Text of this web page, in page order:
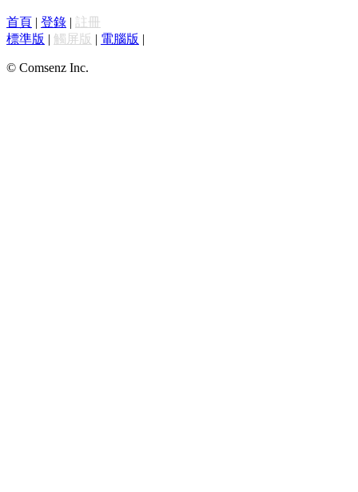
首頁 | 登錄 | 註冊
標準版 | 觸屏版 | 電腦版 |
© Comsenz Inc.